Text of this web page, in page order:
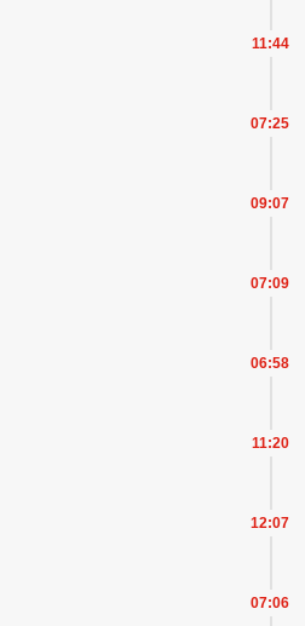
11:44
07:25
09:07
07:09
06:58
11:20
12:07
07:06